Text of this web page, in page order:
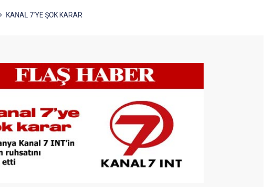
KANAL 7'YE ŞOK KARAR